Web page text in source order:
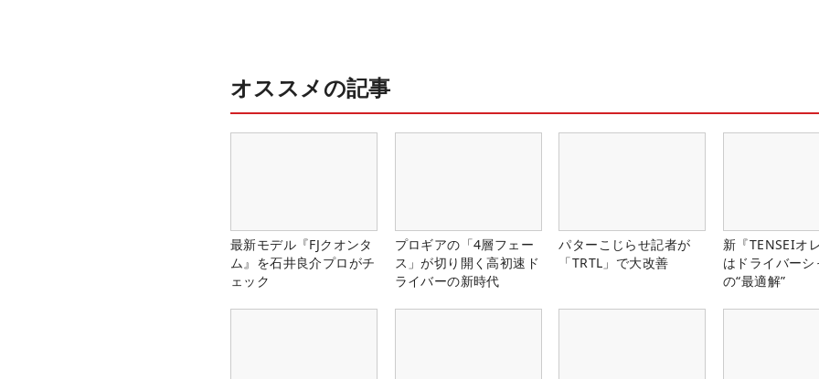
オススメの記事
最新モデル『FJクオンタ
ム』を石井良介プロがチ
ェック
プロギアの「4層フェー
ス」が切り開く高初速ド
ライバーの新時代
パターこじらせ記者が
「TRTL」で大改善
新『TENSEIオ
はドライバーシ
の“最適解”